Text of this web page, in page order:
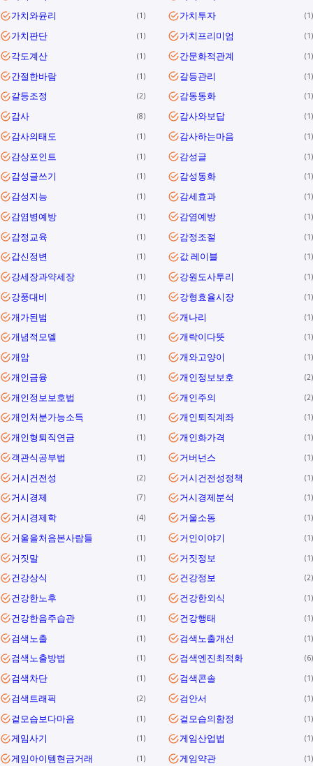
가치와윤리 1 가치투자 1
가치판단 1 가치프리미엄 1
각도계산 1 간문화적관계 1
간절한바람 1 갈등관리 1
갈등조정 2 감동동화 1
감사 8 감사와보답 1
감사의태도 1 감사하는마음 1
감상포인트 1 감성글 1
감성글쓰기 1 감성동화 1
감성지능 1 감세효과 1
감염병예방 1 감염예방 1
감정교육 1 감정조절 1
갑신정변 1 값 레이블 1
강세장과약세장 1 강원도사투리 1
강풍대비 1 강형효율시장 1
개가된범 1 개나리 1
개념적모델 1 개락이다뜻 1
개암 1 개와고양이 1
개인금융 1 개인정보보호 2
개인정보보호법 1 개인주의 2
개인처분가능소득 1 개인퇴직계좌 1
개인형퇴직연금 1 개인화가격 1
객관식공부법 1 거버넌스 1
거시건전성 2 거시건전성정책 1
거시경제 7 거시경제분석 1
거시경제학 4 거울소동 1
거울을처음본사람들 1 거인이야기 1
거짓말 1 거짓정보 1
건강상식 1 건강정보 2
건강한노후 1 건강한외식 1
건강한음주습관 1 건강행태 1
검색노출 1 검색노출개선 1
검색노출방법 1 검색엔진최적화 6
검색차단 1 검색콘솔 1
검색트래픽 2 검안서 1
겉모습보다마음 1 겉모습의함정 1
게임사기 1 게임산업법 1
게임아이템현금거래 1 게임약관 1